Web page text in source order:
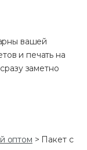
вашей
и печать на
заметно
оптом > Пакет с